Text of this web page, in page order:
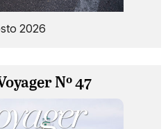
2026
Nº 47